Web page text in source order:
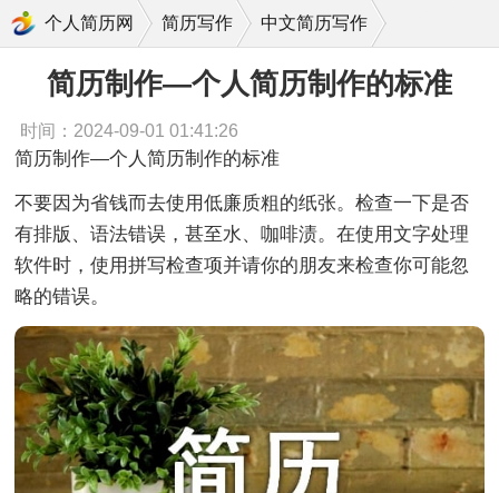
个人简历网 简历写作 中文简历写作
简历制作—个人简历制作的标准
时间：2024-09-01 01:41:26
简历制作—个人简历制作的标准
不要因为省钱而去使用低廉质粗的纸张。检查一下是否
有排版、语法错误，甚至水、咖啡渍。在使用文字处理
软件时，使用拼写检查项并请你的朋友来检查你可能忽
略的错误。